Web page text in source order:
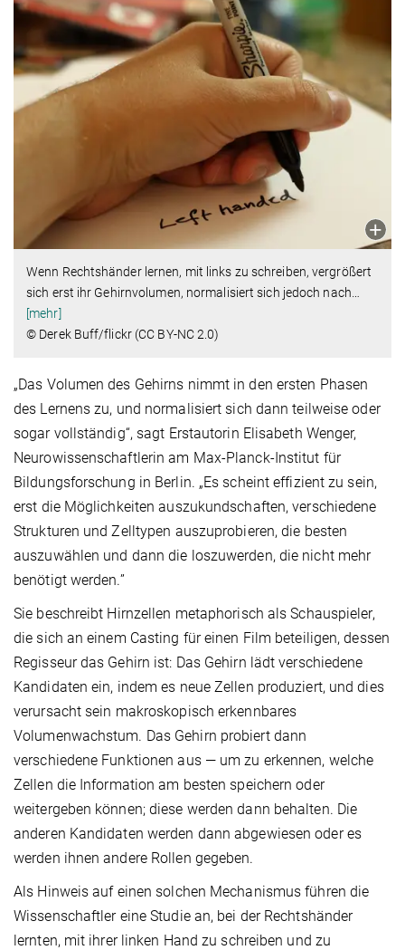
Wenn Rechtshänder lernen, mit links zu schreiben, vergrößert
sich erst ihr Gehirnvolumen, normalisiert sich jedoch nach
[mehr]
© Derek Buff/flickr (CC BY-NC 2.0)
„Das Volumen des Gehirns nimmt in den ersten Phasen
des Lernens zu, und normalisiert sich dann teilweise oder
sogar vollständig“, sagt Erstautorin Elisabeth Wenger,
Neurowissenschaftlerin am Max-Planck-Institut für
Bildungsforschung in Berlin. „Es scheint effizient zu sein,
erst die Möglichkeiten auszukundschaften, verschiedene
Strukturen und Zelltypen auszuprobieren, die besten
auszuwählen und dann die loszuwerden, die nicht mehr
benötigt werden.”
Sie beschreibt Hirnzellen metaphorisch als Schauspieler,
die sich an einem Casting für einen Film beteiligen, dessen
Regisseur das Gehirn ist: Das Gehirn lädt verschiedene
Kandidaten ein, indem es neue Zellen produziert, und dies
verursacht sein makroskopisch erkennbares
Volumenwachstum. Das Gehirn probiert dann
verschiedene Funktionen aus — um zu erkennen, welche
Zellen die Information am besten speichern oder
weitergeben können; diese werden dann behalten. Die
anderen Kandidaten werden dann abgewiesen oder es
werden ihnen andere Rollen gegeben.
Als Hinweis auf einen solchen Mechanismus führen die
Wissenschaftler eine Studie an, bei der Rechtshänder
lernten, mit ihrer linken Hand zu schreiben und zu